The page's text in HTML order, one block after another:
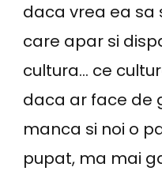
daca vrea ea sa
care apar si
cultura… ce
daca ar face de
manca si noi o
pupat, ma mai